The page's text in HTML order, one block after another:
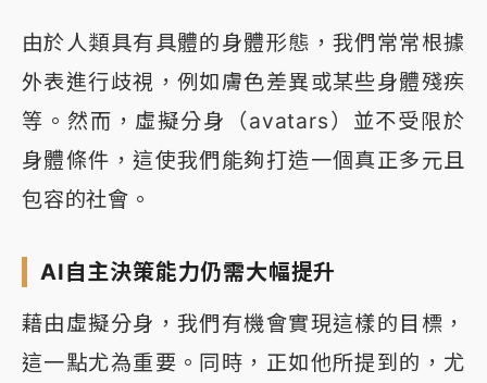
由於人類具有具體的身體形態，我們常常根據
外表進行歧視，例如膚色差異或某些身體殘疾
等。然而，虛擬分身（avatars）並不受限於
身體條件，這使我們能夠打造一個真正多元且
包容的社會。
AI自主決策能力仍需大幅提升
藉由虛擬分身，我們有機會實現這樣的目標，
這一點尤為重要。同時，正如他所提到的，尤